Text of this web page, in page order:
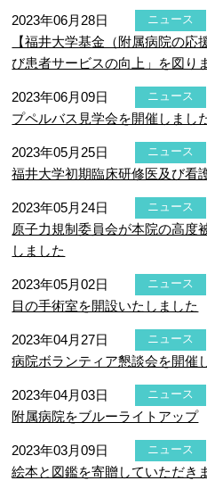
2023年06月28日 ニュース
【福井大学基金（附属病院の
び患者サービスの向上」を図り
2023年06月09日 ニュース
プペルバス見学会を開催しまし
2023年05月25日 ニュース
福井大学初期臨床研修医及び看
2023年05月24日 ニュース
原子力規制委員会が本院の高度
しました
2023年05月02日 ニュース
目の手術室を開設いたしました
2023年04月27日 ニュース
病院ボランティア懇談会を開催
2023年04月03日 ニュース
附属病院をブルーライトアップ
2023年03月09日 ニュース
絵本と図鑑を寄贈していただき